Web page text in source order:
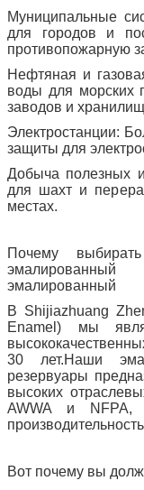
Муниципальные
для городов и
противопожарную
Нефтяная и
воды для морских
заводов и
Электростанции:
защиты для
Добыча полезных
для шахт и
местах.
Почему
эмалированный
эмалированный
В Shijiazhuang
Enamel) мы
30 лет.Наши
резервуары
высоких
AWWA и NFPA,
Вот почему вы